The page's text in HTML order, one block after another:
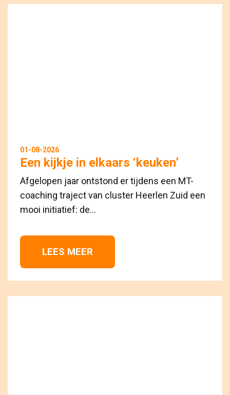
01-08-2026
Een kijkje in elkaars ‘keuken’
Afgelopen jaar ontstond er tijdens een MT-
coaching traject van cluster Heerlen Zuid een
mooi initiatief: de...
LEES MEER